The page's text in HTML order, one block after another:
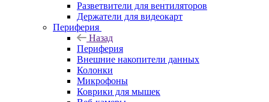
Разветвители для вентиляторов
Держатели для видеокарт
Периферия
Назад
Периферия
Внешние накопители данных
Колонки
Микрофоны
Коврики для мышек